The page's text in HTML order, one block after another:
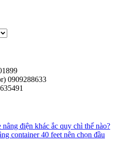
0909288633
điện khác ắc quy chì thế nào?
container 40 feet nên chọn đầu